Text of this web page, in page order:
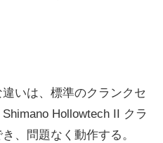
いは、標準のクランクセ
Hollowtech II クラ
、問題なく動作する。